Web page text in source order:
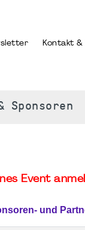
Kontakt
Sponsoren
Event
und